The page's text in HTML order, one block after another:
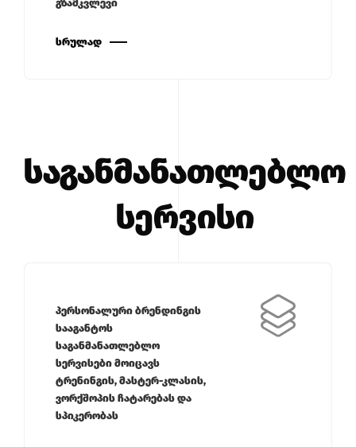
გზამკვლევი
ᲡᲠᲣᲚᲐᲓ
საგანმანათლებლო
სერვისი
პერსონალური ბრენდინგის
სააგანტოს
საგანმანათლებლო
სერვისები მოიცავს
ტრენინგის, მასტერ-კლასის,
ვორქშოპის ჩატარებას და
სპიკერობას